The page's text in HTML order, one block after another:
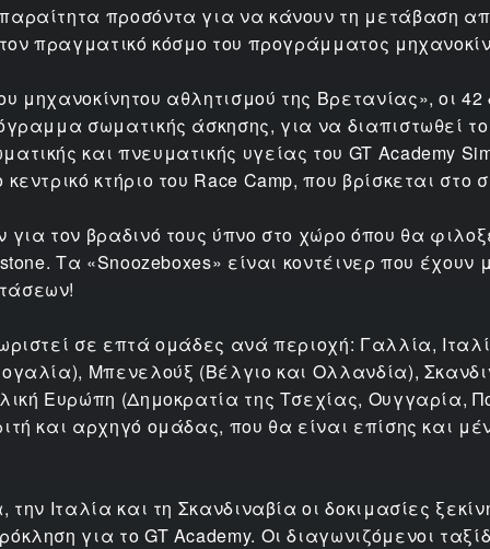
προσόντα για να κάνουν τη μετάβαση
πραγματικό κόσμο του προγράμματος
μηχανοκίνητου αθλητισμού της Βρετανίας», οι
σωματικής άσκησης, για να διαπιστωθεί
και πνευματικής υγείας του GT Academy
κτήριο του Race Camp, που βρίσκεται στο
για τον βραδινό τους ύπνο στο χώρο όπου θα
Τα «Snoozeboxes» είναι κοντέινερ που
σε επτά ομάδες ανά περιοχή: Γαλλία,
Μπενελούξ (Βέλγιο και Ολλανδία),
Ευρώπη (Δημοκρατία της Τσεχίας, Ουγγαρία,
και αρχηγό ομάδας, που θα είναι επίσης και
Ιταλία και τη Σκανδιναβία οι δοκιμασίες
για το GT Academy. Οι διαγωνιζόμενοι